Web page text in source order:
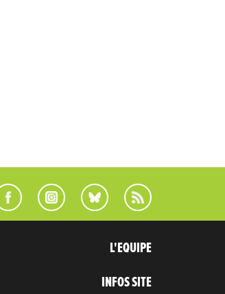
L'EQUIPE
INFOS SITE